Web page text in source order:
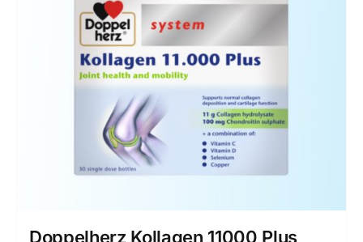
Doppelherz Kollagen 11000 Plus